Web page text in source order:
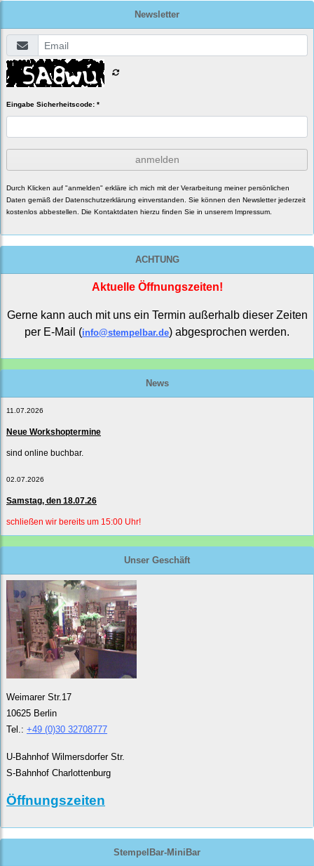
Newsletter
Eingabe Sicherheitscode: *
anmelden
Durch Klicken auf "anmelden" erkläre ich mich mit der Verarbeitung meiner persönlichen
Daten gemäß der Datenschutzerklärung einverstanden. Sie können den Newsletter jederzeit
kostenlos abbestellen. Die Kontaktdaten hierzu finden Sie in unserem Impressum.
ACHTUNG
Aktuelle Öffnungszeiten!
Gerne kann auch mit uns ein Termin außerhalb dieser Zeiten
per E-Mail (info@stempelbar.de) abgesprochen werden.
News
11.07.2026
Neue Workshoptermine
sind online buchbar.
02.07.2026
Samstag, den 18.07.26
schließen wir bereits um 15:00 Uhr!
Unser Geschäft
Weimarer Str.17
10625 Berlin
Tel.: +49 (0)30 32708777
U-Bahnhof Wilmersdorfer Str.
S-Bahnhof Charlottenburg
Öffnungszeiten
StempelBar-MiniBar